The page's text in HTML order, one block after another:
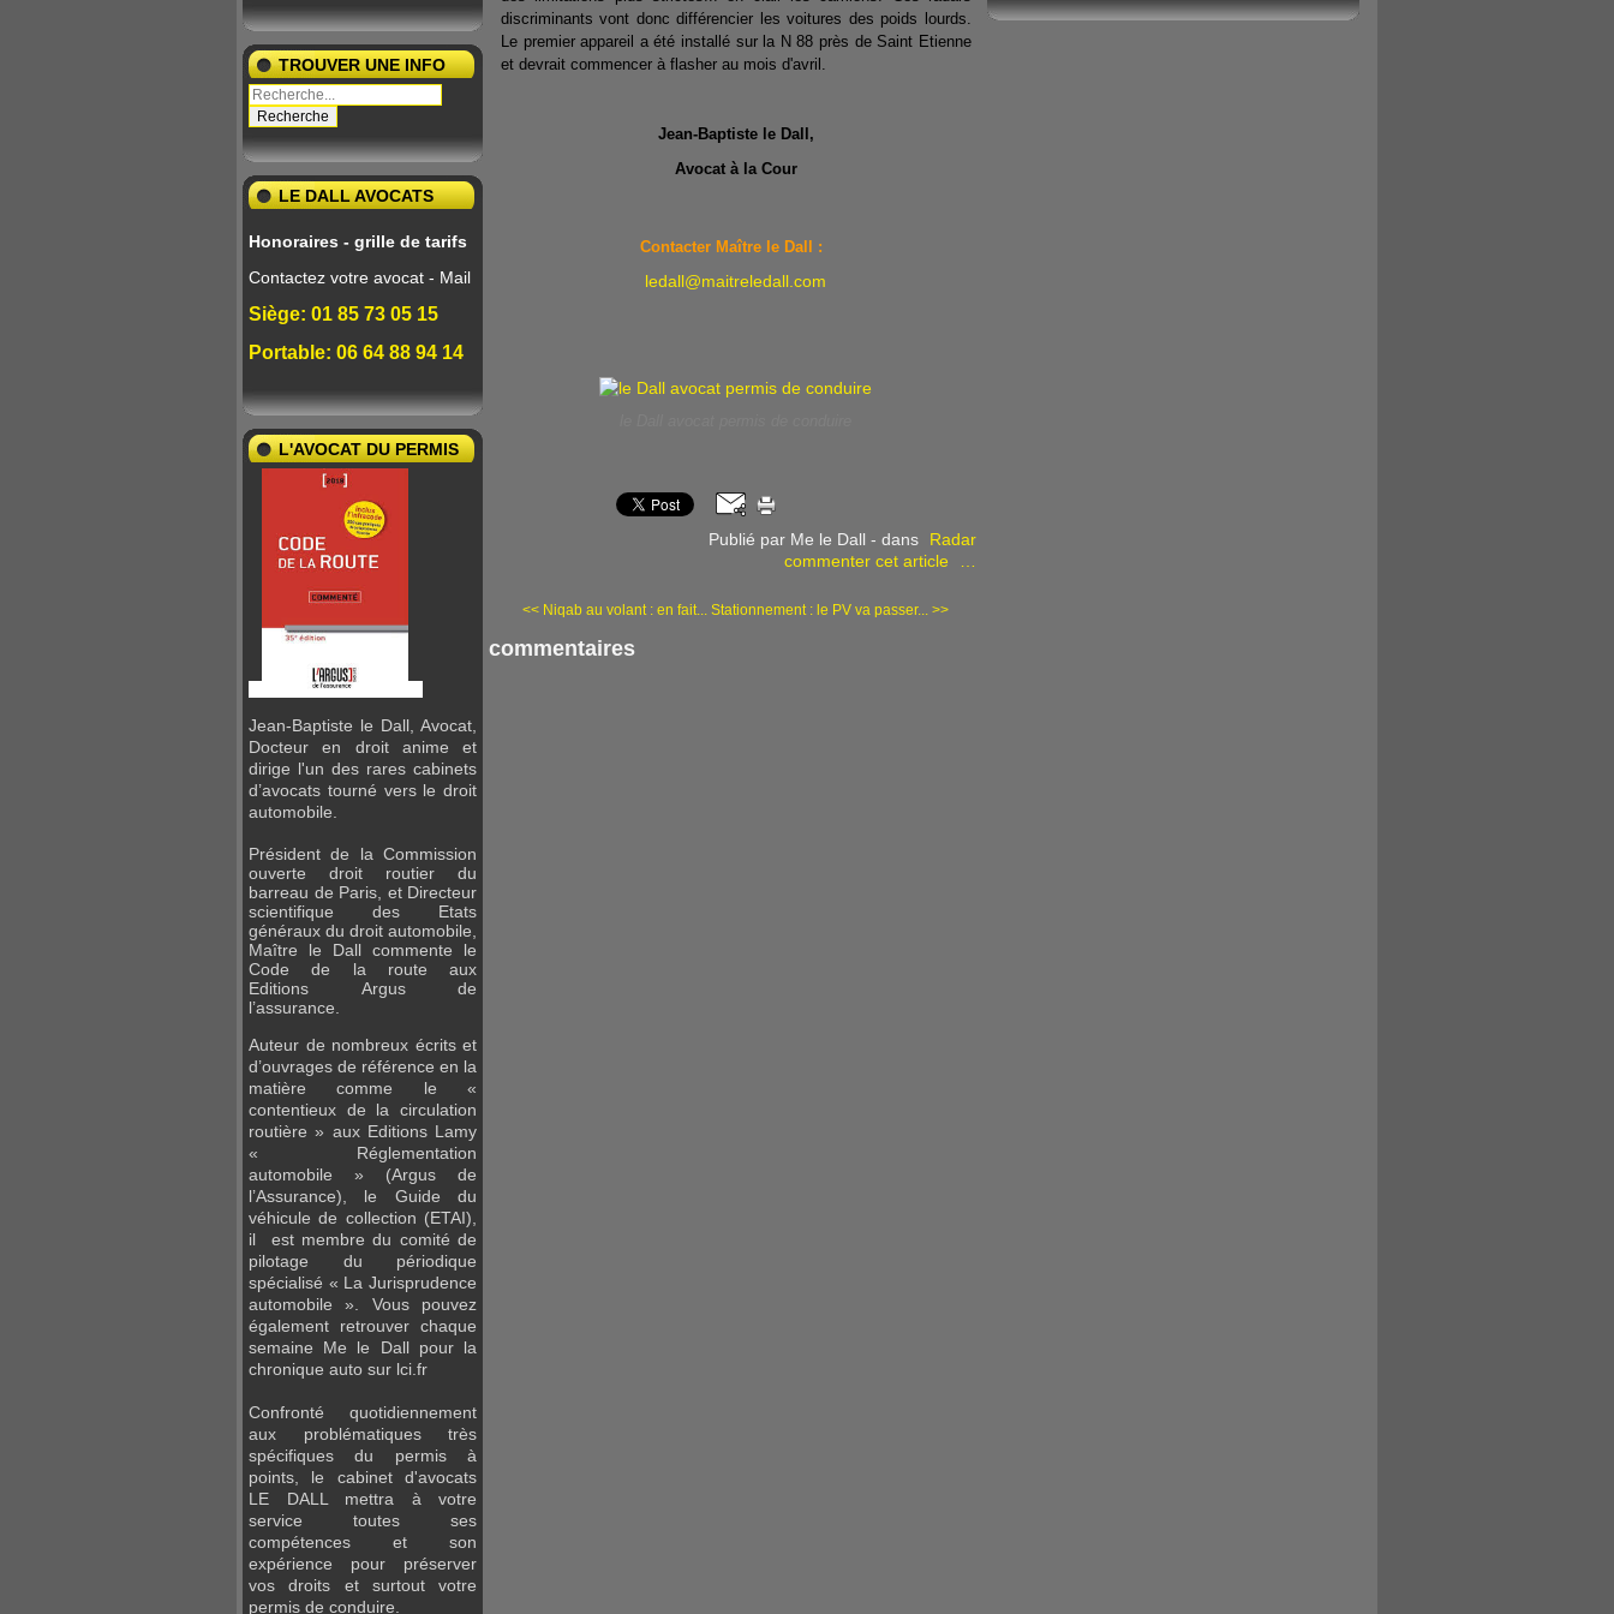
TROUVER UNE INFO
LE DALL AVOCATS
Honoraires - grille de tarifs
Contactez votre avocat - Mail
Siège: 01 85 73 05 15
Portable: 06 64 88 94 14
L'AVOCAT DU PERMIS
Jean-Baptiste le Dall, Avocat,
Docteur en droit anime et
dirige l'un des rares cabinets
d’avocats tourné vers le droit
automobile.
Président de la Commission
ouverte droit routier du
barreau de Paris, et Directeur
scientifique des Etats
généraux du droit automobile,
Maître le Dall commente le
Code de la route aux
Editions Argus de
l’assurance.
Auteur de nombreux écrits et
d’ouvrages de référence en la
matière comme le «
contentieux de la circulation
routière » aux Editions Lamy
« Réglementation
automobile » (Argus de
l’Assurance), le Guide du
véhicule de collection (ETAI),
il est membre du comité de
pilotage du périodique
spécialisé « La Jurisprudence
automobile ». Vous pouvez
également retrouver chaque
semaine Me le Dall pour la
chronique auto sur lci.fr
Confronté quotidiennement
aux problématiques très
spécifiques du permis à
points, le cabinet d'avocats
LE DALL mettra à votre
service toutes ses
compétences et son
expérience pour préserver
vos droits et surtout votre
permis de conduire.
discriminants vont donc différencier les voitures des poids lourds.
Le premier appareil a été installé sur la N 88 près de Saint Etienne
et devrait commencer à flasher au mois d'avril.
Jean-Baptiste le Dall,
Avocat à la Cour
Contacter Maître le Dall :
ledall@maitreledall.com
Publié par Me le Dall - dans
Radar
commenter cet article
<< Niqab au volant : en fait... Stationnement : le PV va passer... >>
commentaires